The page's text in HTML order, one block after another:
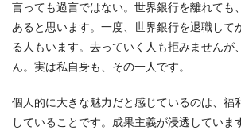
言っても過言ではない。世界銀行を離れても
あると思います。一度、世界銀行を退職して
る人もいます。去っていく人も拒みませんが
ん。実は私自身も、その一人です。
個人的に大きな魅力だと感じているのは、福
していることです。成果主義が浸透していま